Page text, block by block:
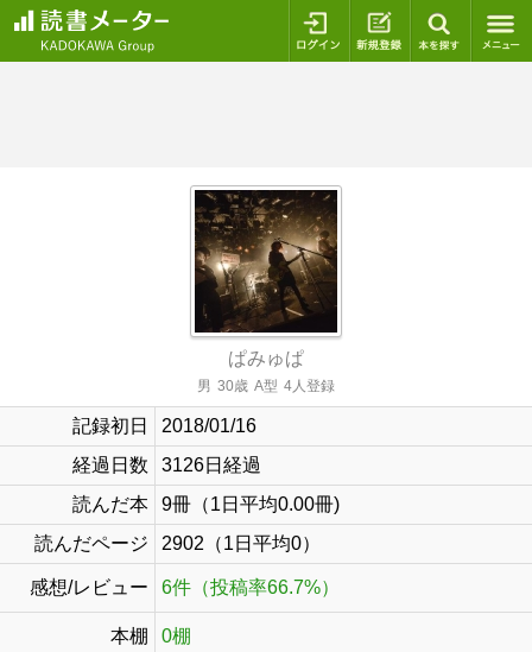
ログイン 新規登録
ぱみゅぱ
男 30歳 A型 4人登録
記録初日
2018/01/16
経過日数
3126日経過
読んだ本
9冊（1日平均0.00冊)
読んだページ
2902（1日平均0）
感想/レビュー 6件（投稿率66.7%）
本棚 0棚